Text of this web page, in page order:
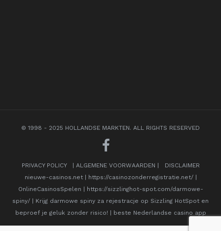
© 1998 - 2025 HOLLANDSE MARKTEN. ALL RIGHTS RESERVED
PRIVACY POLICY ALGEMENE VOORWAARDEN
DISCLAIMER
nieuwe-casinos.net| https://casinozonderregistratie.net/|
OnlineCasinosSpelen
https://sizzlinghot-spot.com/darmowe-
spiny/
Krijg darmowe spiny za rejestracje op Sizzling HotSpot en
beproef je geluk zonder risico!
beste Nederlandse casino app